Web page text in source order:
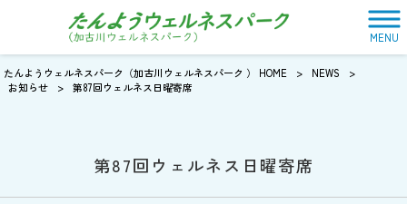
MENU
たんようウェルネスパーク（加古川ウェルネスパーク ） HOME > NEWS
>
お知らせ
> 第87回ウェルネス日曜寄席
第87回ウェルネス日曜寄席